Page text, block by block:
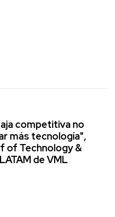
competitiva no
más tecnología",
of Technology &
de VML